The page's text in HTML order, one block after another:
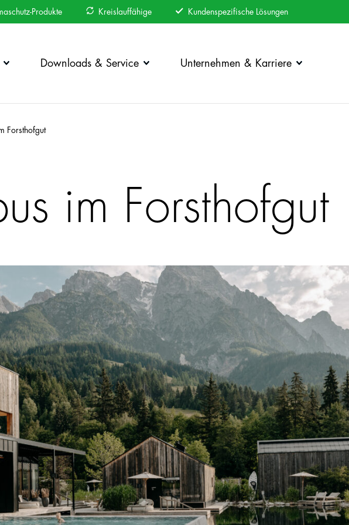
Produkte Kreislauffähige Kundenspezifische Lösungen
Downloads & Service Unternehmen & Karriere
Forsthofgut
im Forsthofgut